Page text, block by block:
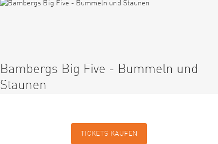
Bambergs Big Five - Bummeln und
Staunen
TICKETS KAUFEN